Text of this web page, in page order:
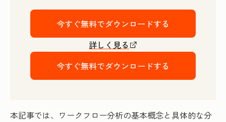
今すぐ無料でダウンロードする
詳しく見る
今すぐ無料でダウンロードする
本記事では、ワークフロー分析の基本概念と具体的な分